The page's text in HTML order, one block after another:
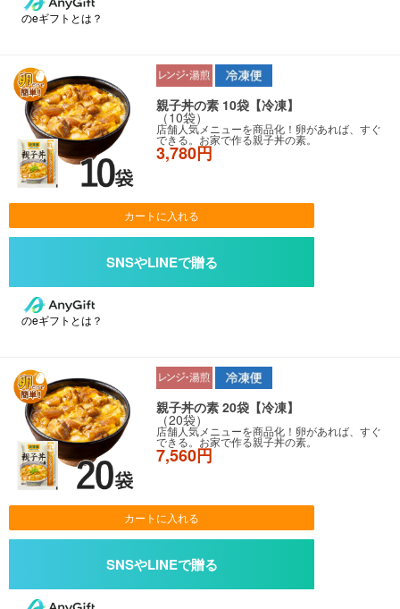
のeギフトとは？
親子丼の素 10袋【冷凍】
（10袋）
店舗人気メニューを商品化！卵があれば、すぐ
できる。お家で作る親子丼の素。
3,780円
カートに入れる
のeギフトとは？
親子丼の素 20袋【冷凍】
（20袋）
店舗人気メニューを商品化！卵があれば、すぐ
できる。お家で作る親子丼の素。
7,560円
カートに入れる